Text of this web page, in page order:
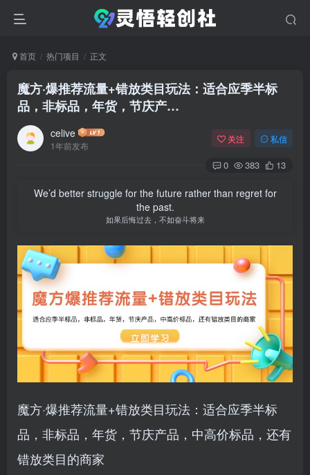
首页 热门项目 正文
魔方·爆推荐流量+错放类目玩法：适合应季半标
品，非标品，年货，节庆产…
celive
1年前发布
关注 私信
0 383 13
We’d better struggle for the future rather than regret for
the past.
如果后悔过去，不如奋斗将来
魔方·爆推荐流量+错放类目玩法：适合应季半标
品，非标品，年货，节庆产品，中高价标品，还有
错放类目的商家